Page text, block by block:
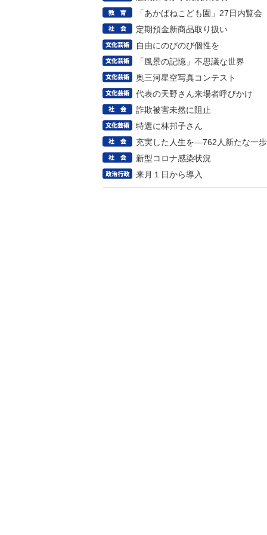
「あかばねこども園」27日内覧会
定期預金新商品取り扱い
自由にのびのび個性を
「風景の記憶」不思議な世界
奥三河星空写真コンテスト
代表の天野さん来場者呼びかけ
詐欺被害未然に阻止
特選に林邦子さん
充実した人生を―762人新たな一歩
新型コロナ感染状況
来月１日から導入